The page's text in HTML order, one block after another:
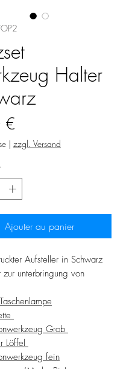
Halter
€
| zzgl. Versand
Ajouter au panier
Aufsteller in Schwarz
unterbringung von
Grob
Löffel
fein